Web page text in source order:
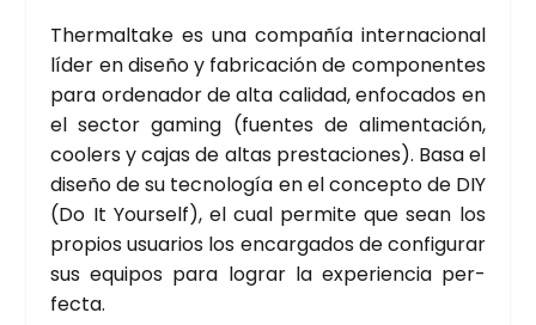
Ther­mal­ta­ke es una com­pa­ñía inter­na­cio­nal
líder en dise­ño y fabri­ca­ción de com­po­nen­tes
para orde­na­dor de alta cali­dad, enfo­ca­dos en
el sec­tor gaming (fuen­tes de ali­men­ta­ción,
coolers y cajas de altas pres­ta­cio­nes). Basa el
dise­ño de su tec­no­lo­gía en el con­cep­to de DIY
(Do It Your­self), el cual per­mi­te que sean los
pro­pios usua­rios los encar­ga­dos de con­fi­gu­rar
sus equi­pos para lograr la expe­rien­cia per­
fec­ta.